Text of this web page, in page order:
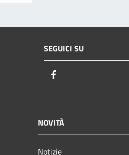
SEGUICI SU
NOVITÀ
Notizie